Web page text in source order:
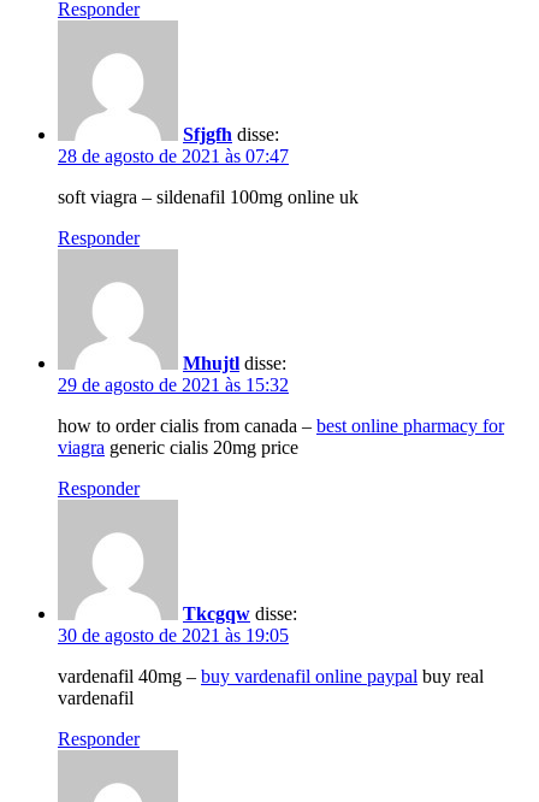
Responder
Sfjgfh disse:
28 de agosto de 2021 às 07:47
soft viagra – sildenafil 100mg online uk
Responder
Mhujtl disse:
29 de agosto de 2021 às 15:32
how to order cialis from canada – best online pharmacy for
viagra generic cialis 20mg price
Responder
Tkcgqw disse:
30 de agosto de 2021 às 19:05
vardenafil 40mg – buy vardenafil online paypal buy real
vardenafil
Responder